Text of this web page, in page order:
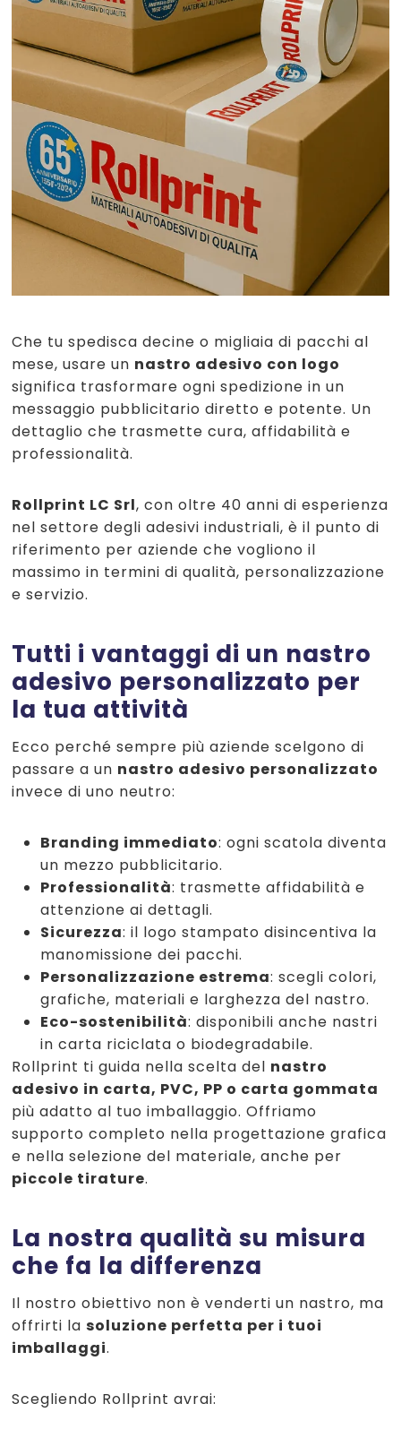
Che tu spedisca decine o migliaia di pacchi al
mese, usare un nastro adesivo con logo
significa trasformare ogni spedizione in un
messaggio pubblicitario diretto e potente. Un
dettaglio che trasmette cura, affidabilità e
professionalità.
Rollprint LC Srl, con oltre 40 anni di esperienza
nel settore degli adesivi industriali, è il punto di
riferimento per aziende che vogliono il
massimo in termini di qualità, personalizzazione
e servizio.
Tutti i vantaggi di un nastro
adesivo personalizzato per
la tua attività
Ecco perché sempre più aziende scelgono di
passare a un nastro adesivo personalizzato
invece di uno neutro:
Branding immediato: ogni scatola diventa
un mezzo pubblicitario.
Professionalità: trasmette affidabilità e
attenzione ai dettagli.
Sicurezza: il logo stampato disincentiva la
manomissione dei pacchi.
Personalizzazione estrema: scegli colori,
grafiche, materiali e larghezza del nastro.
Eco-sostenibilità: disponibili anche nastri
in carta riciclata o biodegradabile.
Rollprint ti guida nella scelta del nastro
adesivo in carta, PVC, PP o carta gommata
più adatto al tuo imballaggio. Offriamo
supporto completo nella progettazione grafica
e nella selezione del materiale, anche per
piccole tirature.
La nostra qualità su misura
che fa la differenza
Il nostro obiettivo non è venderti un nastro, ma
offrirti lasoluzione perfetta per i tuoi
imballaggi.
Scegliendo Rollprint avrai: